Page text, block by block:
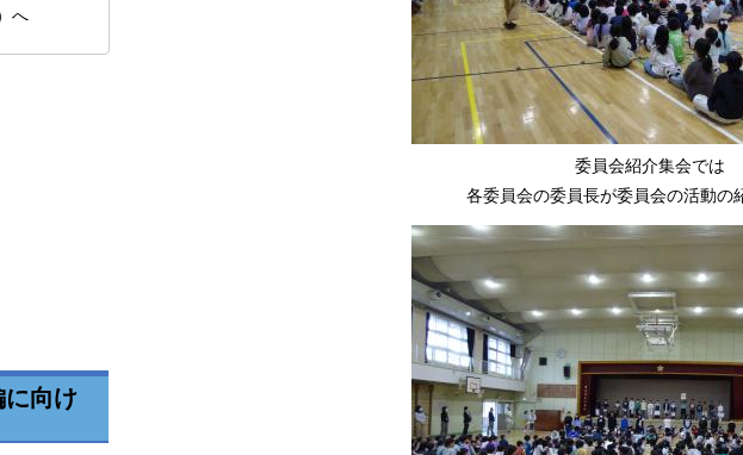
委員会紹介集会では
各委員会の委員長が委員会の活動の
へ
向け